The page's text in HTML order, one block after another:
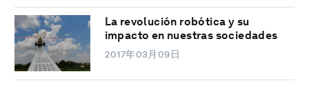
La revolución robótica y su
impacto en nuestras sociedades
2017年03月09日